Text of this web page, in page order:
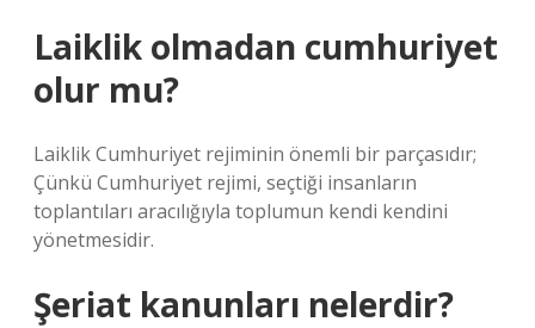
Laiklik olmadan cumhuriyet
olur mu?
Laiklik Cumhuriyet rejiminin önemli bir parçasıdır;
Çünkü Cumhuriyet rejimi, seçtiği insanların
toplantıları aracılığıyla toplumun kendi kendini
yönetmesidir.
Şeriat kanunları nelerdir?